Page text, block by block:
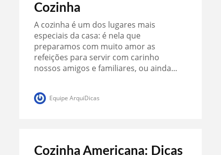
Cozinha
A cozinha é um dos lugares mais
especiais da casa: é nela que
preparamos com muito amor as
refeições para servir com carinho
nossos amigos e familiares, ou ainda...
Equipe ArquiDicas
Cozinha Americana: Dicas